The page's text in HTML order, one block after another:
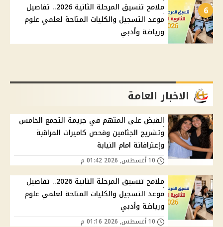
6
ملامح تنسيق المرحلة الثانية 2026.. تفاصيل
موعد التسجيل والكليات المتاحة لعلمي علوم
ورياضة وأدبي
الاخبار العامة
القبض على المتهم في جريمة التجمع الخامس
وتشريح الجثامين وفحص كاميرات المراقبة
وإعترافاتة امام النيابة
ملامح تنسيق المرحلة الثانية 2026.. تفاصيل
موعد التسجيل والكليات المتاحة لعلمي علوم
ورياضة وأدبي